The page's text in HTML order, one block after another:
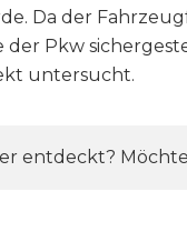
Da der
der Pkw
untersucht.
entdeckt?